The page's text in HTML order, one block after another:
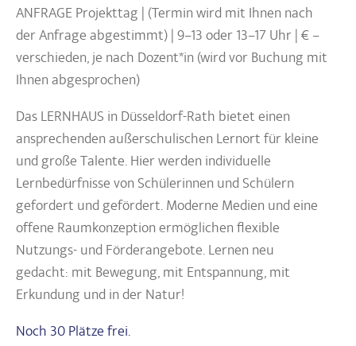
ANFRAGE Projekttag | (Termin wird mit Ihnen nach
der Anfrage abgestimmt) | 9–13 oder 13–17 Uhr | € –
verschieden, je nach Dozent*in (wird vor Buchung mit
Ihnen abgesprochen)
Das LERNHAUS in Düsseldorf-Rath bietet einen
ansprechenden außerschulischen Lernort für kleine
und große Talente. Hier werden individuelle
Lernbedürfnisse von Schülerinnen und Schülern
gefordert und gefördert. Moderne Medien und eine
offene Raumkonzeption ermöglichen flexible
Nutzungs- und Förderangebote. Lernen neu
gedacht: mit Bewegung, mit Entspannung, mit
Erkundung und in der Natur!
Noch 30 Plätze frei.